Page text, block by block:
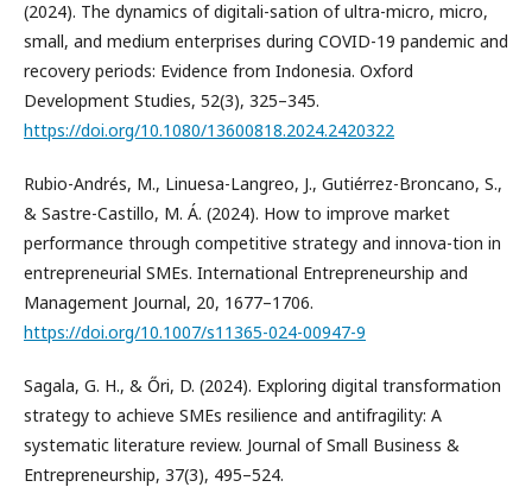
(2024). The dynamics of digitali-sation of ultra-micro, micro,
small, and medium enterprises during COVID-19 pandemic and
recovery periods: Evidence from Indonesia. Oxford
Development Studies, 52(3), 325–345.
https://doi.org/10.1080/13600818.2024.2420322
Rubio-Andrés, M., Linuesa-Langreo, J., Gutiérrez-Broncano, S.,
& Sastre-Castillo, M. Á. (2024). How to improve market
performance through competitive strategy and innova-tion in
entrepreneurial SMEs. International Entrepreneurship and
Management Journal, 20, 1677–1706.
https://doi.org/10.1007/s11365-024-00947-9
Sagala, G. H., & Őri, D. (2024). Exploring digital transformation
strategy to achieve SMEs resilience and antifragility: A
systematic literature review. Journal of Small Business &
Entrepreneurship, 37(3), 495–524.